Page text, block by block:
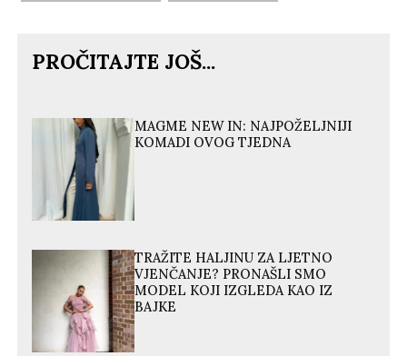
PROČITAJTE JOŠ...
MAGME NEW IN: NAJPOŽELJNIJI
KOMADI OVOG TJEDNA
TRAŽITE HALJINU ZA LJETNO
VJENČANJE? PRONAŠLI SMO
MODEL KOJI IZGLEDA KAO IZ
BAJKE